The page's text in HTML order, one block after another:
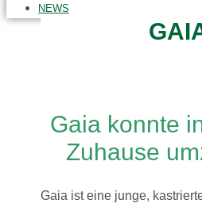
NEWS
Gaia konnte
Zuhause
Gaia ist eine junge,